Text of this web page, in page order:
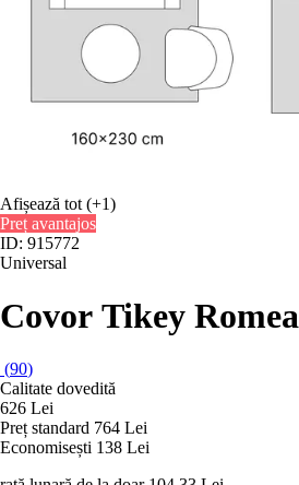
Afișează tot (+1)
Preț avantajos
ID: 915772
Universal
Covor Tikey Romea
(90)
Calitate dovedită
626 Lei
Preț standard 764 Lei
Economisești 138 Lei